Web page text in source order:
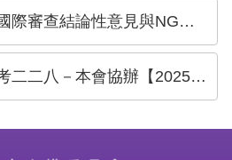
審查結論性意見與NGO對話會議
協辦【2025第十三屆共生音樂節】真人圖書館及展覽，歡迎踴躍參加